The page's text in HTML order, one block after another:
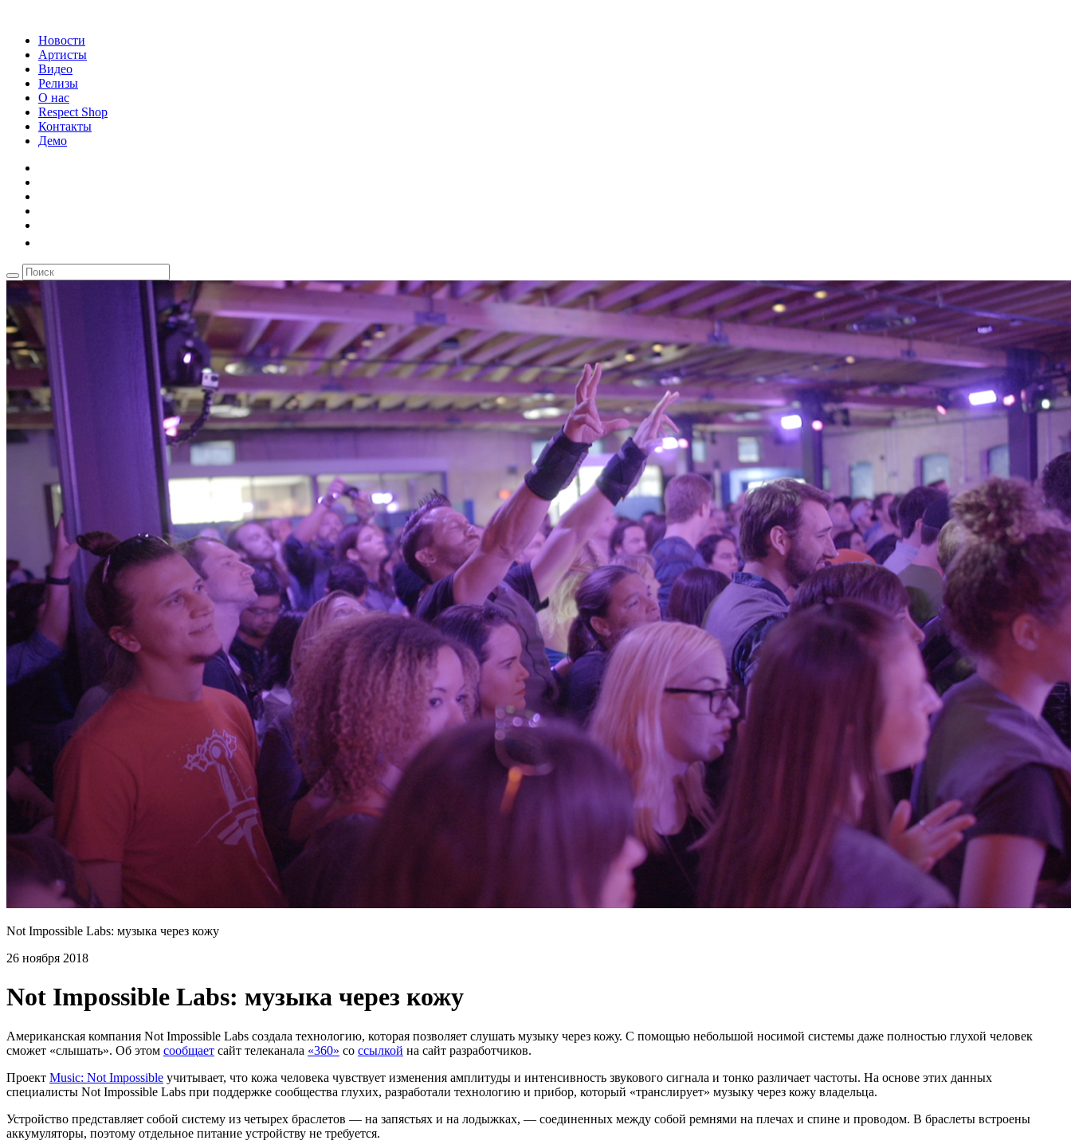
Новости
Артисты
Видео
Релизы
О нас
Respect Shop
Контакты
Демо
Not Impossible Labs: музыка через кожу
26 ноября 2018
Not Impossible Labs: музыка через кожу
Американская компания Not Impossible Labs создала технологию, которая позволяет слушать музыку через кожу. С помощью небольшой носимой системы даже полностью глухой человек
сможет «слышать». Об этом сообщает сайт телеканала «360» со ссылкой на сайт разработчиков.
Проект Music: Not Impossible учитывает, что кожа человека чувствует изменения амплитуды и интенсивность звукового сигнала и тонко различает частоты. На основе этих данных
специалисты Not Impossible Labs при поддержке сообщества глухих, разработали технологию и прибор, который «транслирует» музыку через кожу владельца.
Устройство представляет собой систему из четырех браслетов — на запястьях и на лодыжках, — соединенных между собой ремнями на плечах и спине и проводом. В браслеты встроены
аккумуляторы, поэтому отдельное питание устройству не требуется.